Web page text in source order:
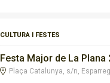
CULTURA I FESTES
Festa Major de La Plana
Plaça Catalunya, s/n,